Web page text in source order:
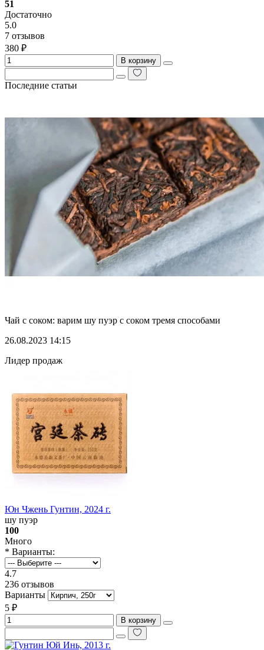
51
Достаточно
5.0
7 отзывов
380 ₽
В корзину
Последние статьи
Чай с соком: варим шу пуэр с соком тремя способами
26.08.2023 14:15
Лидер продаж
Юн Чжень Гунтин, 2024 г.
шу пуэр
100
Много
* Варианты:
4.7
236 отзывов
Варианты
5 ₽
В корзину